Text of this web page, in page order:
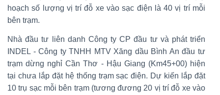
hoạch số lượng vị trí đỗ xe vào sạc điện là 40 vị trí mỗi
bên trạm.
Nhà đầu tư liên danh Công ty CP đầu tư và phát triển
INDEL - Công ty TNHH MTV Xăng dầu Bình An đầu tư
trạm dừng nghỉ Cần Thơ - Hậu Giang (Km45+00) hiện
tại chưa lắp đặt hệ thống trạm sạc điện. Dự kiến lắp đặt
10 trụ sạc mỗi bên trạm (tương đương 20 vị trí đỗ xe vào